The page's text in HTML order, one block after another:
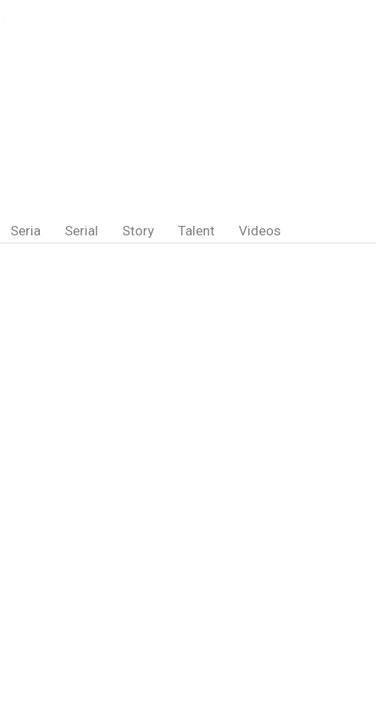
Seria Serial Story Talent Videos